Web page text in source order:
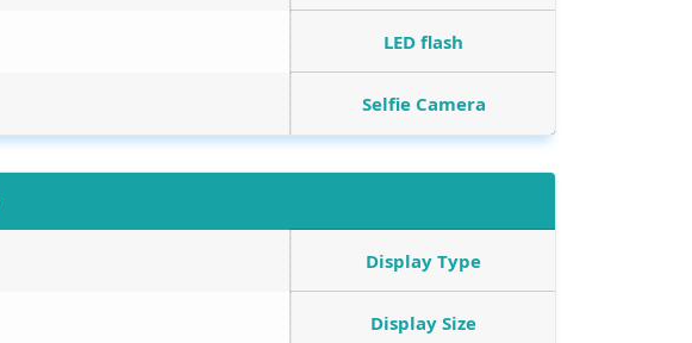
LED flash
Selfie Camera
Display Type
Display Size